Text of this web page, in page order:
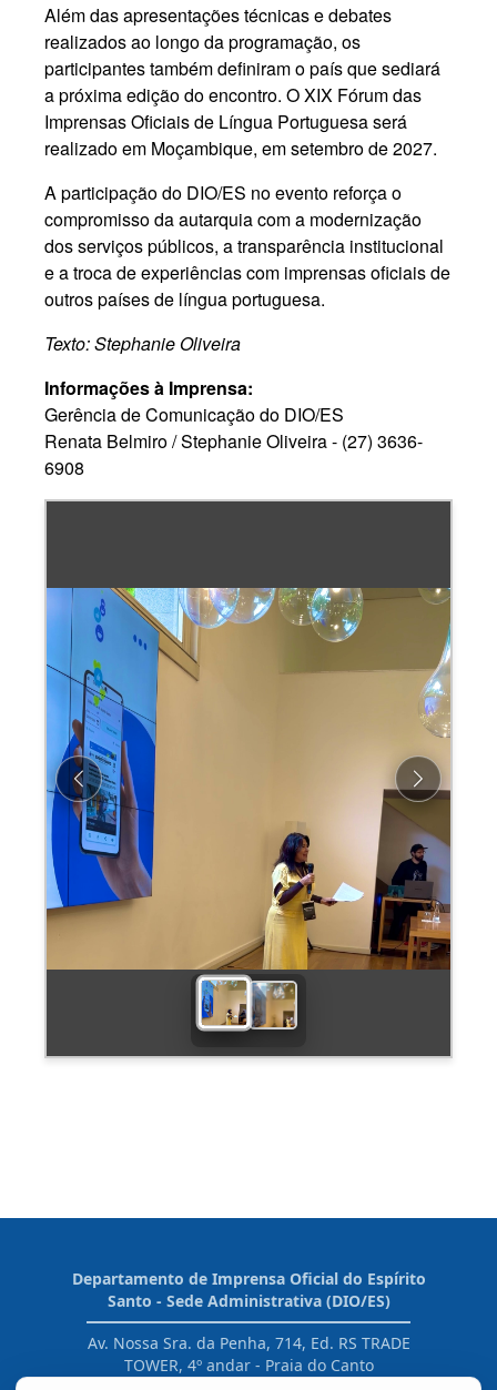
Além das apresentações técnicas e debates
realizados ao longo da programação, os
participantes também definiram o país que sediará
a próxima edição do encontro. O XIX Fórum das
Imprensas Oficiais de Língua Portuguesa será
realizado em Moçambique, em setembro de 2027.
A participação do DIO/ES no evento reforça o
compromisso da autarquia com a modernização
dos serviços públicos, a transparência institucional
e a troca de experiências com imprensas oficiais de
outros países de língua portuguesa.
Texto: Stephanie Oliveira
Informações à Imprensa:
Gerência de Comunicação do DIO/ES
Renata Belmiro / Stephanie Oliveira - (27) 3636-
6908
Previous Next
Departamento de Imprensa Oficial do Espírito
Santo - Sede Administrativa (DIO/ES)
Av. Nossa Sra. da Penha, 714, Ed. RS TRADE
TOWER, 4º andar - Praia do Canto